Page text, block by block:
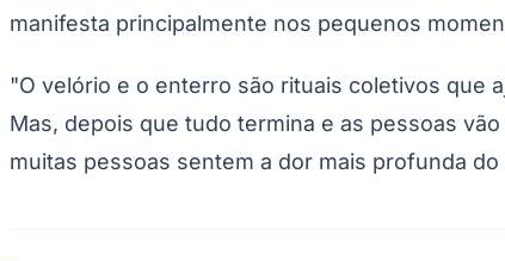
manifesta principalmente nos pequenos
"O velório e o enterro são rituais coletivos que
Mas, depois que tudo termina e as pessoas
muitas pessoas sentem a dor mais profunda do